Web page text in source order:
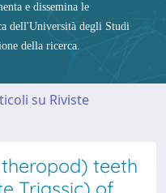
e dissemina le
dell'Università degli Studi
della ricerca.
su Riviste
teeth